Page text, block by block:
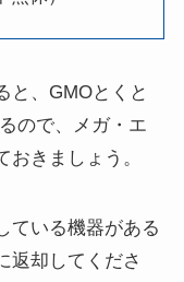
と、GMOとくと
ので、メガ・エ
きましょう。
ている機器がある
返却してくださ